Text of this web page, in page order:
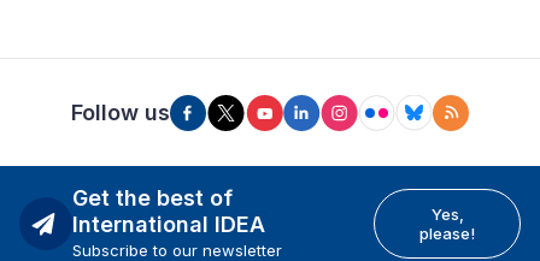
Follow us
Get the best of
International IDEA
Subscribe to our newsletter
Yes,
please!